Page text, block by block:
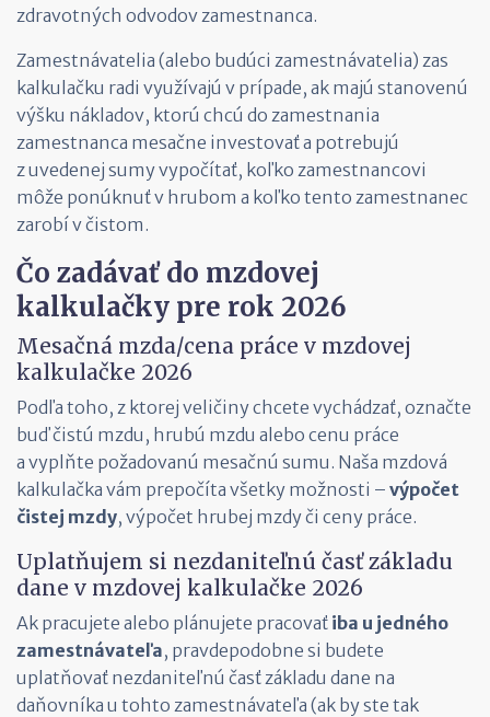
zdravotných odvodov zamestnanca.
Zamestnávatelia (alebo budúci zamestnávatelia) zas
kalkulačku radi využívajú v prípade, ak majú stanovenú
výšku nákladov, ktorú chcú do zamestnania
zamestnanca mesačne investovať a potrebujú
z uvedenej sumy vypočítať, koľko zamestnancovi
môže ponúknuť v hrubom a koľko tento zamestnanec
zarobí v čistom.
Čo zadávať do mzdovej
kalkulačky pre rok 2026
Mesačná mzda/cena práce v mzdovej
kalkulačke 2026
Podľa toho, z ktorej veličiny chcete vychádzať, označte
buď čistú mzdu, hrubú mzdu alebo cenu práce
a vyplňte požadovanú mesačnú sumu. Naša mzdová
kalkulačka vám prepočíta všetky možnosti – výpočet
čistej mzdy, výpočet hrubej mzdy či ceny práce.
Uplatňujem si nezdaniteľnú časť základu
dane v mzdovej kalkulačke 2026
Ak pracujete alebo plánujete pracovať iba u jedného
zamestnávateľa, pravdepodobne si budete
uplatňovať nezdaniteľnú časť základu dane na
daňovníka u tohto zamestnávateľa (ak by ste tak